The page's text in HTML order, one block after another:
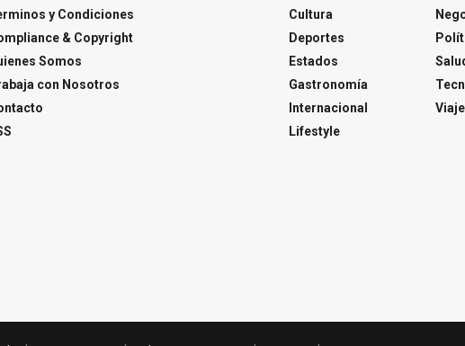
y Condiciones
& Copyright
Somos
con Nosotros
Cultura
Deportes
Estados
Gastronomía
Internacional
Lifestyle